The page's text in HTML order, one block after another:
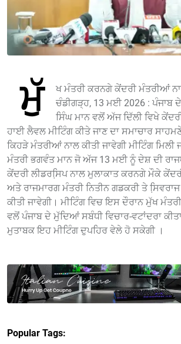
ਮੁੱ
ਖ ਮੰਤਰੀ ਕਰਨਗੇ ਕੇਂਦਰੀ ਮੰਤਰੀਆਂ
ਚੰਡੀਗੜ੍ਹ, 13 ਮਈ 2026 : ਪੰਜਾਬ
ਸਿੰਘ ਮਾਨ ਵਲੋਂ ਅੱਜ ਦਿੱਲੀ ਵਿਖੇ
ਹਾਈ ਲੈਵਲ ਮੀਟਿੰਗ ਕੀਤੇ ਜਾਣ ਦਾ ਸਮਾਚਾਰ
ਕਿਹੜੇ ਮੰਤਰੀਆਂ ਨਾਲ ਕੀਤੀ ਜਾਵੇਗੀ ਮੀਟਿੰਗ ਮਿਲੀ
ਮੰਤਰੀ ਭਗਵੰਤ ਮਾਨ ਜੋ ਅੱਜ 13 ਮਈ ਨੂੰ ਦੇਸ਼ ਦੀ
ਕੇਂਦਰੀ ਲੀਡਰਸਿ਼ਪ ਨਾਲ ਮੁਲਾਕਾਤ ਕਰਨਗੇ ਮੌਕੇ
ਅਤੇ ਰਾਜਮਾਰਗ ਮੰਤਰੀ ਨਿਤੀਨ ਗਡਕਰੀ ਤੇ
ਕੀਤੀ ਜਾਵੇਗੀ। ਮੀਟਿੰਗ ਵਿਚ ਇਸ ਦੌਰਾਨ ਮੁੱਖ
ਵਲੋਂ ਪੰਜਾਬ ਦੇ ਮੁੱਦਿਆਂ ਸਬੰਧੀ ਵਿਚਾਰ-ਵਟਾਂਦਰਾ
ਮੁਤਾਬਕ ਇਹ ਮੀਟਿੰਗ ਦੁਪਹਿਰ ਵੇਲੇ ਹੋ ਸਕੇਗੀ ।
Popular Tags: